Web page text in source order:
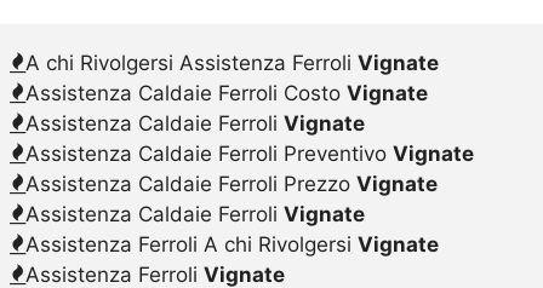
A chi Rivolgersi Assistenza Ferroli Vignate
Assistenza Caldaie Ferroli Costo Vignate
Assistenza Caldaie Ferroli Vignate
Assistenza Caldaie Ferroli Preventivo Vignate
Assistenza Caldaie Ferroli Prezzo Vignate
Assistenza Caldaie Ferroli Vignate
Assistenza Ferroli A chi Rivolgersi Vignate
Assistenza Ferroli Vignate